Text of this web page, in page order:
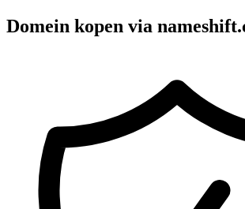
Domein kopen via